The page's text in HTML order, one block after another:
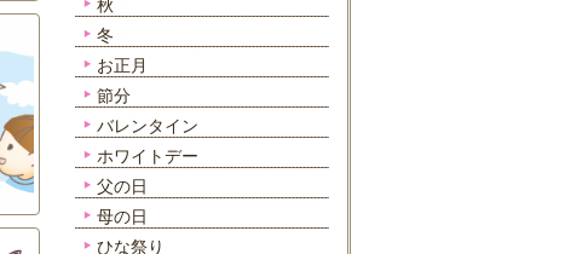
秋
冬
お正月
節分
バレンタイン
ホワイトデー
父の日
母の日
ひな祭り